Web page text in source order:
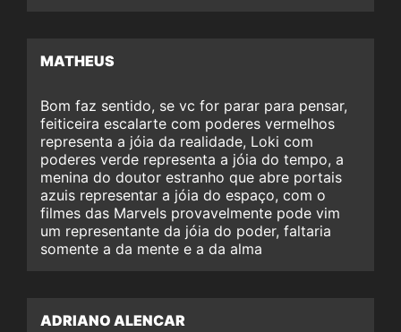
MATHEUS
Bom faz sentido, se vc for parar para pensar,
feiticeira escalarte com poderes vermelhos
representa a jóia da realidade, Loki com
poderes verde representa a jóia do tempo, a
menina do doutor estranho que abre portais
azuis representar a jóia do espaço, com o
filmes das Marvels provavelmente pode vim
um representante da jóia do poder, faltaria
somente a da mente e a da alma
ADRIANO ALENCAR